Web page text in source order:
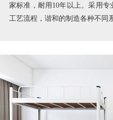
家标准，耐用10年以上。采用
工艺流程，谐和的制造各种不同